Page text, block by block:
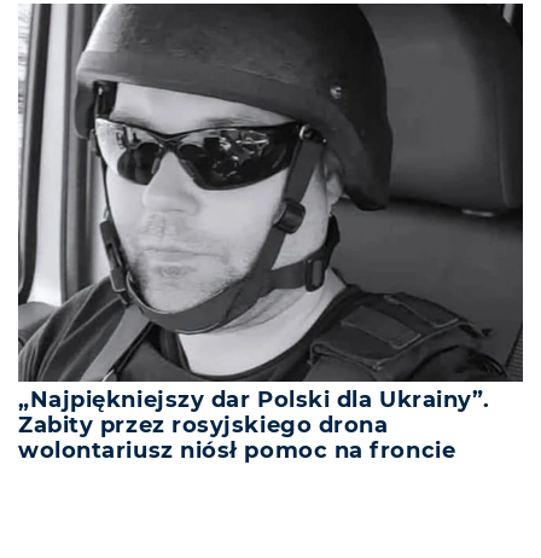
„Najpiękniejszy dar Polski dla Ukrainy”.
Zabity przez rosyjskiego drona
wolontariusz niósł pomoc na froncie